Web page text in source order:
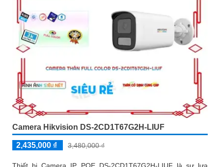
Camera Hikvision DS-2CD1T67G2H-LIUF
2,435,000 ₫ 3,480,000 ₫
Thiết bị Camera IP POE DS-2CD1T67G2H-LIUF là sự lựa